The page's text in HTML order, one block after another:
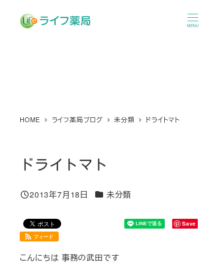
MENU
HOME ライフ薬局ブログ 未分類 ドライトマト
ドライトマト
投稿日
2013年7月18日 カテゴリー
未分類
Save
フィード
こんにちは 事務の武田です